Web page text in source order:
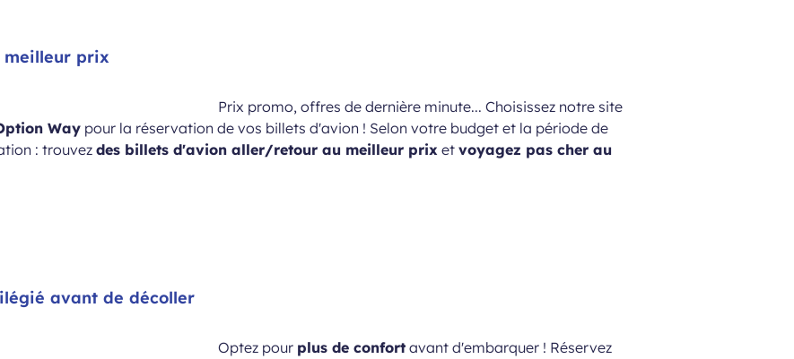
meilleur prix
Prix promo, offres de dernière minute... Choisissez notre site
Way pour la réservation de vos billets d'avion ! Selon votre budget et la période de
: trouvezdes billets d'avion aller/retour au meilleur prix etvoyagez pas cher au
avant de décoller
Optez pour plus de confort avant d'embarquer ! Réservez